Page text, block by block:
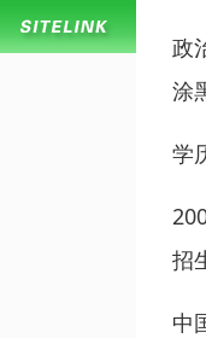
政
涂
学
招
中